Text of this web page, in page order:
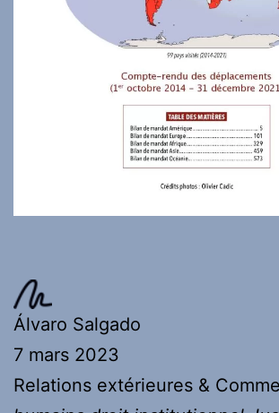
Álvaro Salgado
7 mars 2023
Relations extérieures &